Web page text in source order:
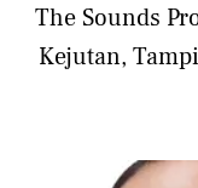
The Sounds
Kejutan,